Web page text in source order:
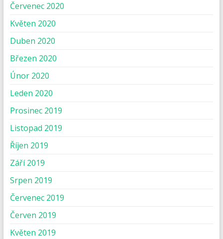
Červenec 2020
Květen 2020
Duben 2020
Březen 2020
Únor 2020
Leden 2020
Prosinec 2019
Listopad 2019
Říjen 2019
Září 2019
Srpen 2019
Červenec 2019
Červen 2019
Květen 2019